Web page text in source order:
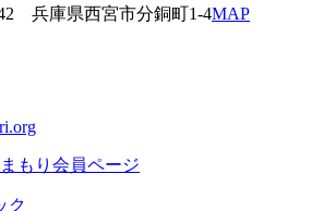
兵庫県西宮市分銅町1-4MAP
まもり会員ページ